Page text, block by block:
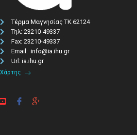
Τέρμα Μαγνησίας ΤΚ 62124
Τηλ: 23210-49337​
Fax: 23210-49337
Email: info@ia.ihu.gr
Url: ia.ihu.gr
Χάρτης